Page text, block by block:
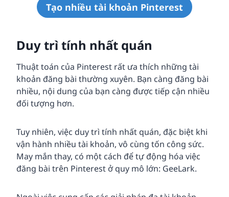
Tạo nhiều tài khoản Pinterest
Duy trì tính nhất quán
Thuật toán của Pinterest rất ưa thích những tài
khoản đăng bài thường xuyên. Bạn càng đăng bài
nhiều, nội dung của bạn càng được tiếp cận nhiều
đối tượng hơn.
Tuy nhiên, việc duy trì tính nhất quán, đặc biệt khi
vận hành nhiều tài khoản, vô cùng tốn công sức.
May mắn thay, có một cách để tự động hóa việc
đăng bài trên Pinterest ở quy mô lớn: GeeLark.